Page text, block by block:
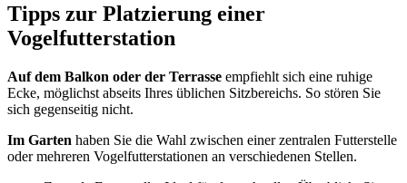
Tipps zur Platzierung einer
Vogelfutterstation
Auf dem Balkon oder der Terrasse empfiehlt sich eine ruhige
Ecke, möglichst abseits Ihres üblichen Sitzbereichs. So stören Sie
sich gegenseitig nicht.
Im Garten haben Sie die Wahl zwischen einer zentralen Futterstelle
oder mehreren Vogelfutterstationen an verschiedenen Stellen.